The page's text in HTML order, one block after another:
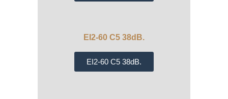
EI2-60 C5 38dB.
EI2-60 C5 38dB.